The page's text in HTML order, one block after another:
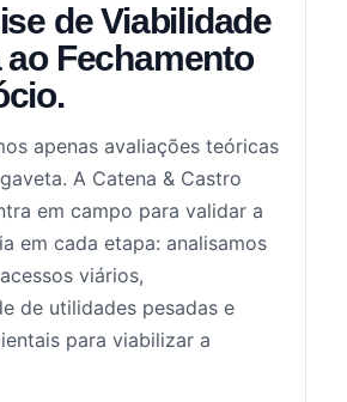
de Viabilidade
Fechamento
apenas avaliações teóricas
A Catena & Castro
em campo para validar a
em cada etapa: analisamos
viários,
de utilidades pesadas e
para viabilizar a